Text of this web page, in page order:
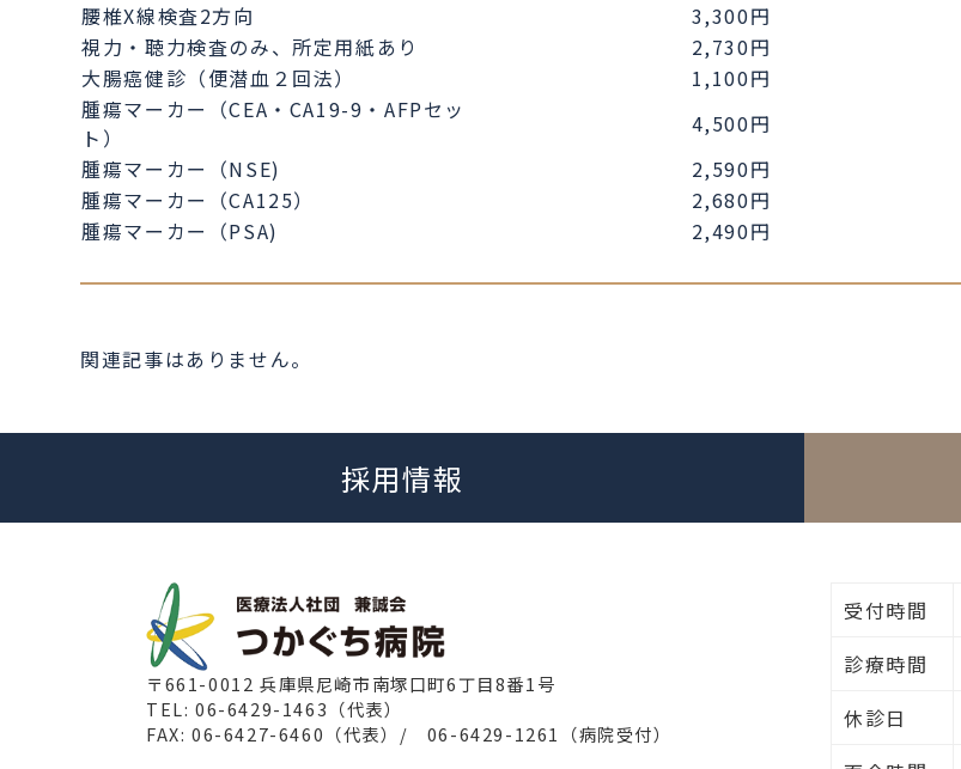
腰椎X線検査2方向
3,300円
視力・聴力検査のみ、所定用紙あり
2,730円
大腸癌健診（便潜血２回法）
1,100円
腫瘍マーカー（CEA・CA19-9・AFPセッ
ト）
4,500円
腫瘍マーカー（NSE)
2,590円
腫瘍マーカー（CA125）
2,680円
腫瘍マーカー（PSA)
2,490円
関連記事はありません。
採用情報
〒661-0012 兵庫県尼崎市南塚口町6丁目8番1号
TEL: 06-6429-1463（代表）
FAX: 06-6427-6460（代表）/ 06-6429-1261（病院受付）
受付時間
診療時間
休診日